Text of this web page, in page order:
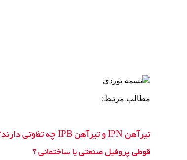
مطالب مرتبط:
تیرآهن IPN و تیرآهن IPB چه تفاوتی دارند؟
قوطی پروفیل صنعتی یا ساختمانی ؟